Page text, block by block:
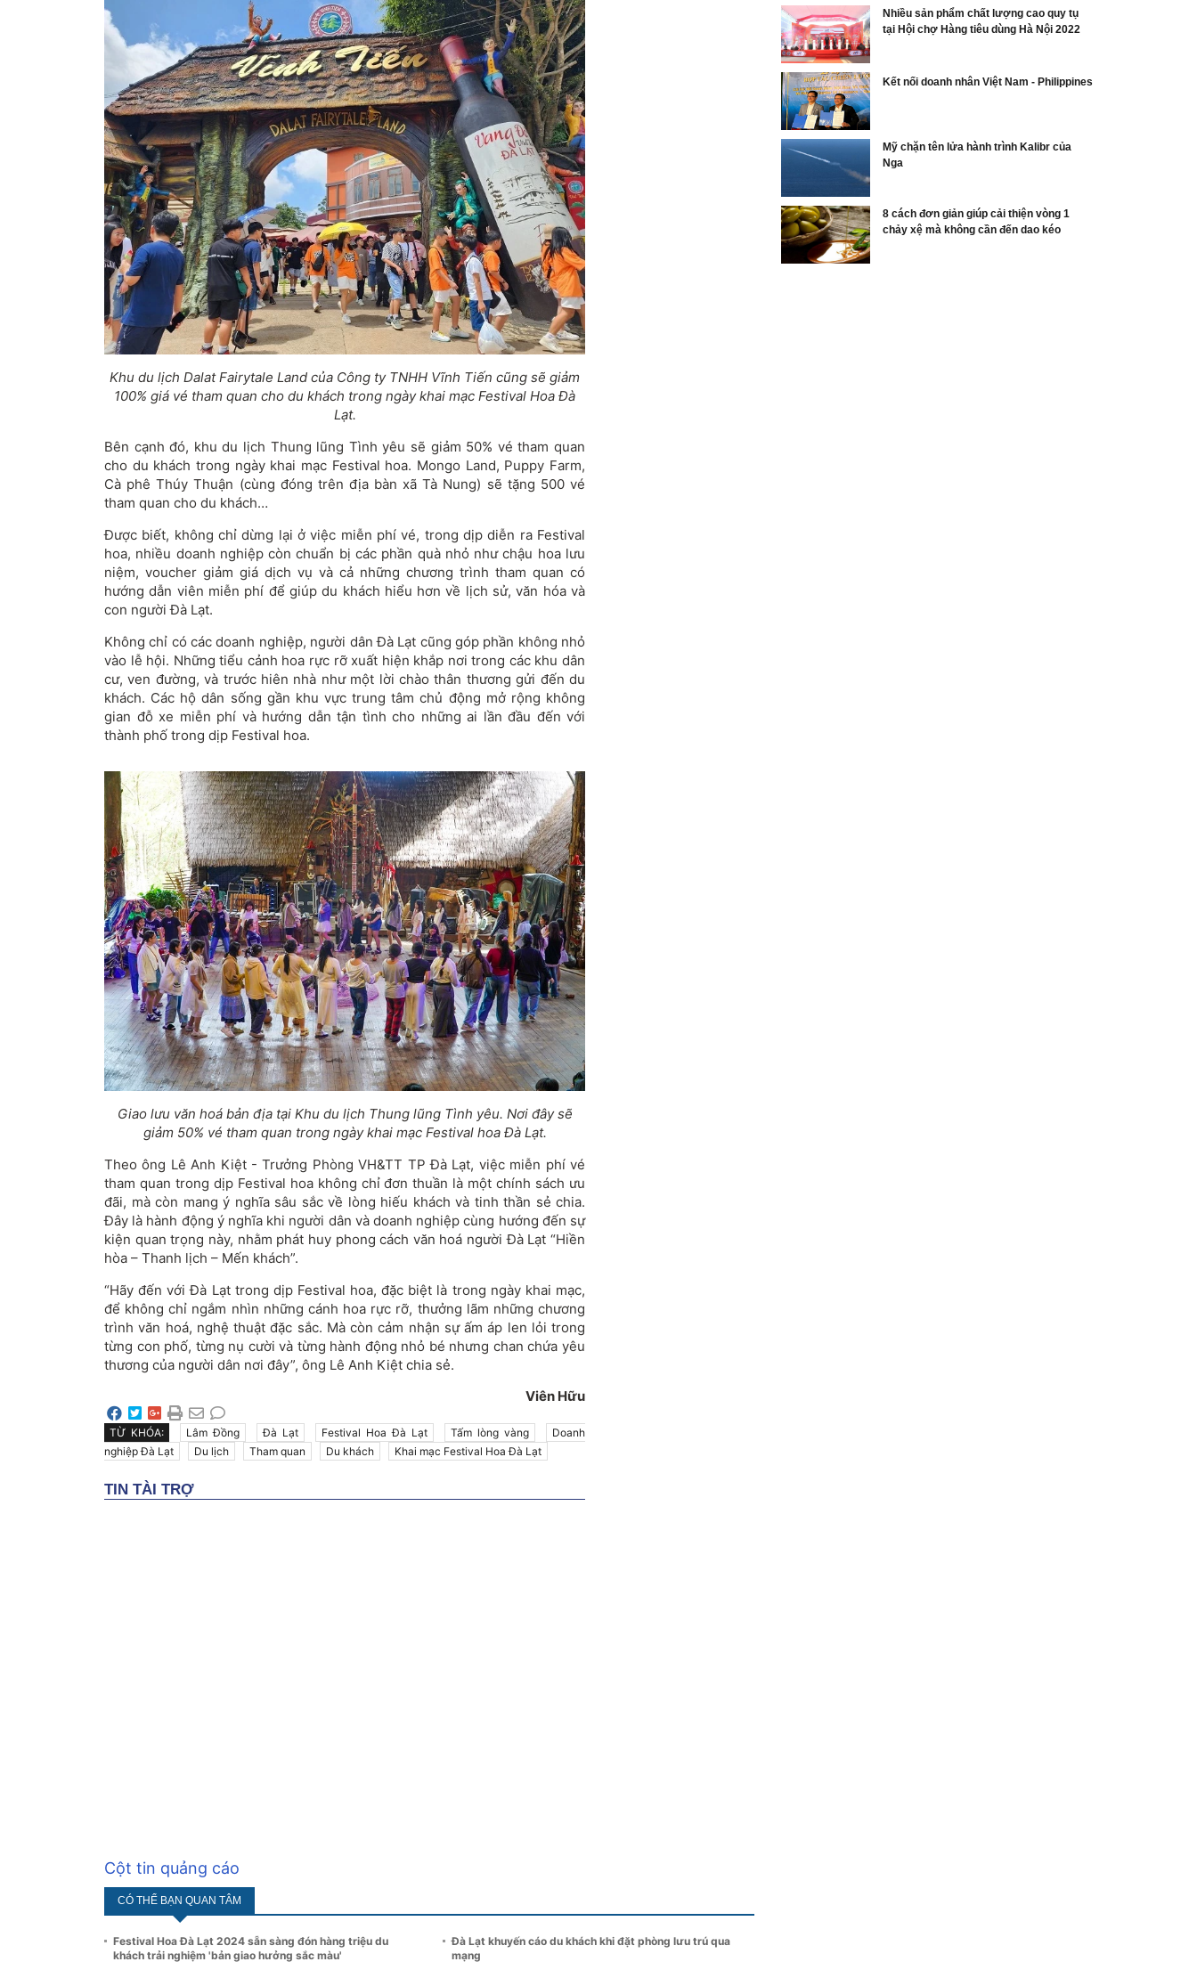
Khu du lịch Dalat Fairytale Land của Công ty TNHH Vĩnh Tiến cũng sẽ giảm
100% giá vé tham quan cho du khách trong ngày khai mạc Festival Hoa Đà
Lạt.
Bên cạnh đó, khu du lịch Thung lũng Tình yêu sẽ giảm 50% vé tham quan
cho du khách trong ngày khai mạc Festival hoa. Mongo Land, Puppy Farm,
Cà phê Thúy Thuận (cùng đóng trên địa bàn xã Tà Nung) sẽ tặng 500 vé
tham quan cho du khách…
Được biết, không chỉ dừng lại ở việc miễn phí vé, trong dịp diễn ra Festival
hoa, nhiều doanh nghiệp còn chuẩn bị các phần quà nhỏ như chậu hoa lưu
niệm, voucher giảm giá dịch vụ và cả những chương trình tham quan có
hướng dẫn viên miễn phí để giúp du khách hiểu hơn về lịch sử, văn hóa và
con người Đà Lạt.
Không chỉ có các doanh nghiệp, người dân Đà Lạt cũng góp phần không nhỏ
vào lễ hội. Những tiểu cảnh hoa rực rỡ xuất hiện khắp nơi trong các khu dân
cư, ven đường, và trước hiên nhà như một lời chào thân thương gửi đến du
khách. Các hộ dân sống gần khu vực trung tâm chủ động mở rộng không
gian đỗ xe miễn phí và hướng dẫn tận tình cho những ai lần đầu đến với
thành phố trong dịp Festival hoa.
Giao lưu văn hoá bản địa tại Khu du lịch Thung lũng Tình yêu. Nơi đây sẽ
giảm 50% vé tham quan trong ngày khai mạc Festival hoa Đà Lạt.
Theo ông Lê Anh Kiệt - Trưởng Phòng VH&TT TP Đà Lạt, việc miễn phí vé
tham quan trong dịp Festival hoa không chỉ đơn thuần là một chính sách ưu
đãi, mà còn mang ý nghĩa sâu sắc về lòng hiếu khách và tinh thần sẻ chia.
Đây là hành động ý nghĩa khi người dân và doanh nghiệp cùng hướng đến sự
kiện quan trọng này, nhằm phát huy phong cách văn hoá người Đà Lạt “Hiền
hòa – Thanh lịch – Mến khách”.
“Hãy đến với Đà Lạt trong dịp Festival hoa, đặc biệt là trong ngày khai mạc,
để không chỉ ngắm nhìn những cánh hoa rực rỡ, thưởng lãm những chương
trình văn hoá, nghệ thuật đặc sắc. Mà còn cảm nhận sự ấm áp len lỏi trong
từng con phố, từng nụ cười và từng hành động nhỏ bé nhưng chan chứa yêu
thương của người dân nơi đây”, ông Lê Anh Kiệt chia sẻ.
Viên Hữu
TỪ KHÓA: Lâm Đồng Đà Lạt Festival Hoa Đà Lạt Tấm lòng vàng
Doanh
nghiệp Đà Lạt
Du lịch Tham quan Du khách Khai mạc Festival Hoa Đà Lạt
Cột tin quảng cáo
CÓ THỂ BẠN QUAN TÂM
Festival Hoa Đà Lạt 2024 sẵn sàng đón hàng triệu du
khách trải nghiệm 'bản giao hưởng sắc màu'
Đà Lạt khuyến cáo du khách khi đặt phòng lưu trú qua
mạng
Nhiều sản phẩm chất lượng cao quy tụ
tại Hội chợ Hàng tiêu dùng Hà Nội 2022
Kết nối doanh nhân Việt Nam - Philippines
Mỹ chặn tên lửa hành trình Kalibr của
Nga
8 cách đơn giản giúp cải thiện vòng 1
chảy xệ mà không cần đến dao kéo